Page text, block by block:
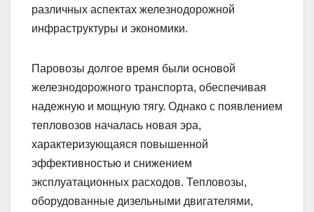
различных аспектах железнодорожной
инфраструктуры и экономики.
Паровозы долгое время были основой
железнодорожного транспорта, обеспечивая
надежную и мощную тягу. Однако с появлением
тепловозов началась новая эра,
характеризующаяся повышенной
эффективностью и снижением
эксплуатационных расходов. Тепловозы,
оборудованные дизельными двигателями,